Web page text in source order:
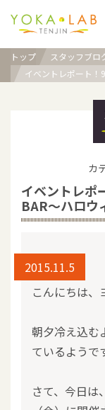
トップ
スタッフブロ
イベントレポート！
カ
イベントレポ
BAR～ハロウ
2015.11.5
こんにちは、
朝夕冷え込む
ているようで
さて、今日は